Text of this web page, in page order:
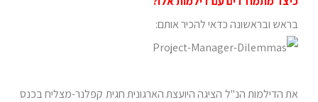
בראש ובראשונה כדאי להכיר אותם:
את הדילמות הנ"ל הציגה היועצת הארגונית חגית קפלנר-מצליח בכנס